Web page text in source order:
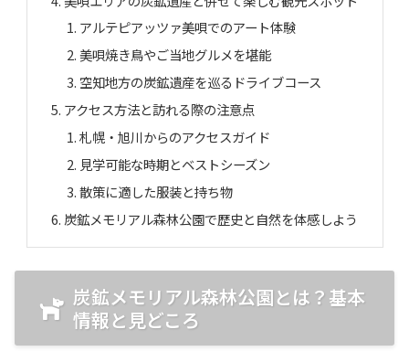
アルテピアッツァ美唄でのアート体験
美唄焼き鳥やご当地グルメを堪能
空知地方の炭鉱遺産を巡るドライブコース
アクセス方法と訪れる際の注意点
札幌・旭川からのアクセスガイド
見学可能な時期とベストシーズン
散策に適した服装と持ち物
炭鉱メモリアル森林公園で歴史と自然を体感しよう
炭鉱メモリアル森林公園とは？基本
情報と見どころ